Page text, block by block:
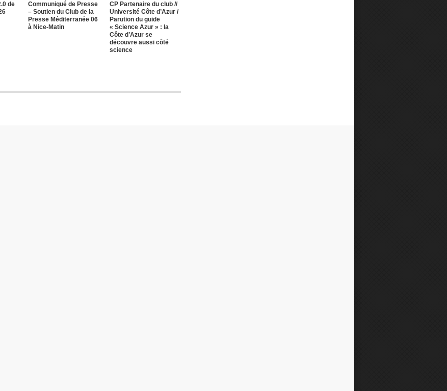
de
Communiqué de Presse
– Soutien du Club de la
Presse Méditerranée 06
à Nice-Matin
CP Partenaire du club //
Université Côte d’Azur /
Parution du guide
« Science Azur » : la
Côte d’Azur se
découvre aussi côté
science